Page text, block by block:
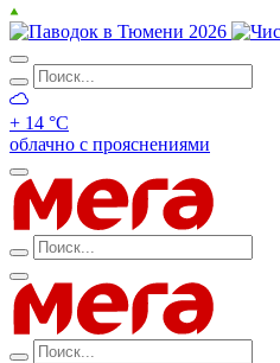
+ 14 °С
облачно с прояснениями